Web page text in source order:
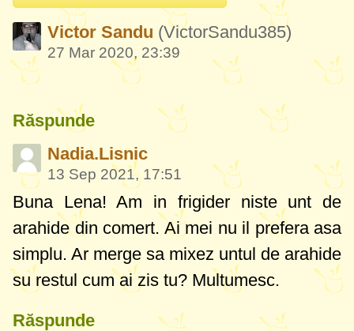
Victor Sandu (VictorSandu385)
27 Mar 2020, 23:39
Răspunde
Nadia.Lisnic
13 Sep 2021, 17:51
Buna Lena! Am in frigider niste unt de
arahide din comert. Ai mei nu il prefera asa
simplu. Ar merge sa mixez untul de arahide
su restul cum ai zis tu? Multumesc.
Răspunde